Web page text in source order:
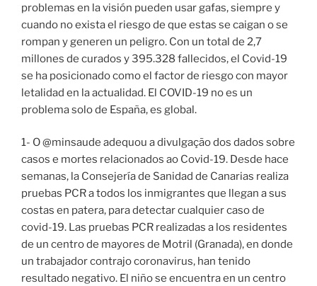
problemas en la visión pueden usar gafas, siempre y
cuando no exista el riesgo de que estas se caigan o se
rompan y generen un peligro. Con un total de 2,7
millones de curados y 395.328 fallecidos, el Covid-19
se ha posicionado como el factor de riesgo con mayor
letalidad en la actualidad. El COVID-19 no es un
problema solo de España, es global.
1- O @minsaude adequou a divulgação dos dados sobre
casos e mortes relacionados ao Covid-19. Desde hace
semanas, la Consejería de Sanidad de Canarias realiza
pruebas PCR a todos los inmigrantes que llegan a sus
costas en patera, para detectar cualquier caso de
covid-19. Las pruebas PCR realizadas a los residentes
de un centro de mayores de Motril (Granada), en donde
un trabajador contrajo coronavirus, han tenido
resultado negativo. El niño se encuentra en un centro